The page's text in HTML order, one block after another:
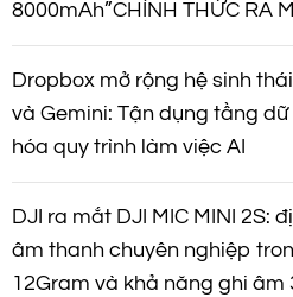
8000mAh”CHÍNH THỨC RA
Dropbox mở rộng hệ sinh
và Gemini: Tận dụng tầng
hóa quy trình làm việc AI
DJI ra mắt DJI MIC MINI 2S:
âm thanh chuyên nghiệp
12Gram và khả năng ghi âm